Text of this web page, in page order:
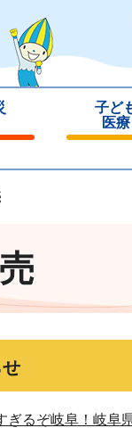
子ど
医
じ
ぎるぞ岐阜！岐阜